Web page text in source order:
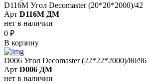
D116M Угол Decomaster (20*20*2000)/42
Арт D116M ДМ
нет в наличии
0 ₽
В корзину
D006 Угол Decomaster (22*22*2000)/80/96
Арт D006 ДМ
нет в наличии